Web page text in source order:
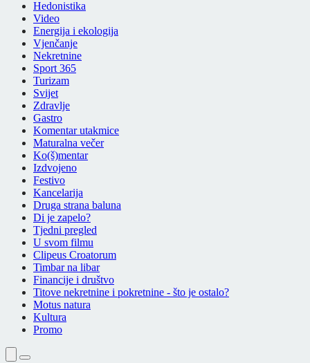
Hedonistika
Video
Energija i ekologija
Vjenčanje
Nekretnine
Sport 365
Turizam
Svijet
Zdravlje
Gastro
Komentar utakmice
Maturalna večer
Ko(š)mentar
Izdvojeno
Festivo
Kancelarija
Druga strana baluna
Di je zapelo?
Tjedni pregled
U svom filmu
Clipeus Croatorum
Timbar na libar
Financije i društvo
Titove nekretnine i pokretnine - što je ostalo?
Motus natura
Kultura
Promo